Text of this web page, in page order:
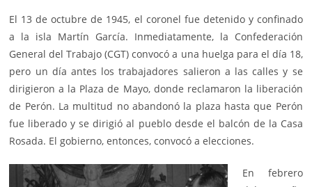
El 13 de octubre de 1945, el coronel fue detenido y confinado
a la isla Martín García. Inmediatamente, la Confederación
General del Trabajo (CGT) convocó a una huelga para el día 18,
pero un día antes los trabajadores salieron a las calles y se
dirigieron a la Plaza de Mayo, donde reclamaron la liberación
de Perón. La multitud no abandonó la plaza hasta que Perón
fue liberado y se dirigió al pueblo desde el balcón de la Casa
Rosada. El gobierno, entonces, convocó a elecciones.
En febrero